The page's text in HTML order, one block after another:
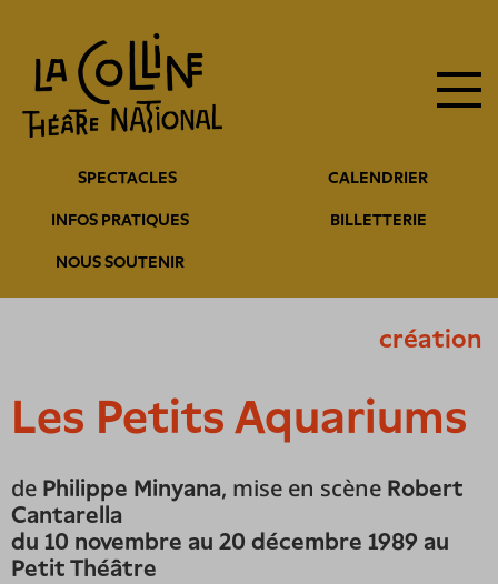
contenu
principal
entête
SPECTACLES CALENDRIER
INFOS PRATIQUES BILLETTERIE
NOUS SOUTENIR
principale
création
Les Petits Aquariums
de Philippe Minyana, mise en scène Robert
Cantarella
du 10 novembre au 20 décembre 1989 au
Petit Théâtre